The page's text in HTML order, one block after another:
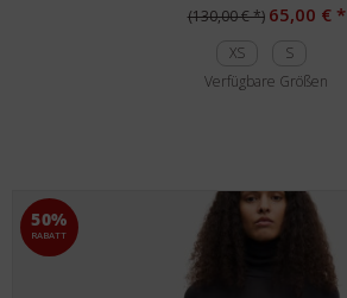
(130,00 € *) 65,00 € *
XS
S
Verfügbare Größen
50%
RABATT